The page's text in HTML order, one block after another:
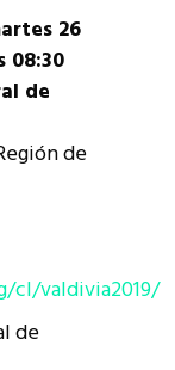
26
08:30
de
de
cl/valdivia2019/
de